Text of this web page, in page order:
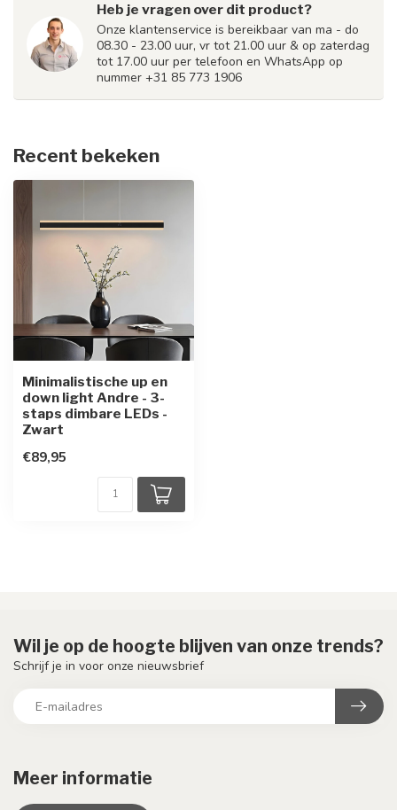
Heb je vragen over dit product?
Onze klantenservice is bereikbaar van ma - do
08.30 - 23.00 uur, vr tot 21.00 uur & op zaterdag
tot 17.00 uur per telefoon en WhatsApp op
nummer +31 85 773 1906
Recent bekeken
Minimalistische up en
down light Andre - 3-
staps dimbare LEDs -
Zwart
€89,95
Meer informatie
Wil je op de hoogte blijven van onze trends?
Schrijf je in voor onze nieuwsbrief